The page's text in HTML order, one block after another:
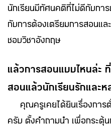
นักเรียนมีทัศนคติที่ไม่ดีกับกา
กับการต้องเตรียมการสอนแล
ชอบวิชาอังกฤษ
แล้วการสอนแบบไหนล่ะ
สอนแล้วนักเรียนรักและห
คุณครูเคยได้ยินเรื่องการตั้
ครับ ตั้งคำถามนำ เพื่อกระตุ้น